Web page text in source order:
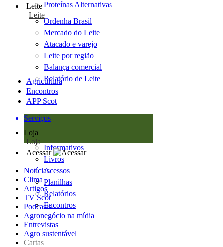
Proteínas Alternativas
Leite
Leite
Ordenha Brasil
Mercado do Leite
Atacado e varejo
Leite por região
Balança comercial
Relatório de Leite
Agricultura
Encontros
APP Scot
Serviços
Loja
Loja
Informativos
Livros
Acessos
Planilhas
Relatórios
Encontros
Acessar
Notícias
Clima
Artigos
TV Scot
Podcasts
Agronegócio na mídia
Entrevistas
Agro sustentável
Cartas